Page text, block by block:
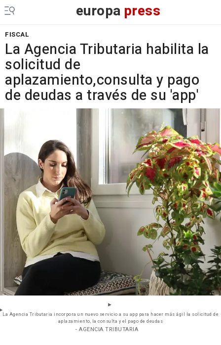
europa press
FISCAL
La Agencia Tributaria habilita la
solicitud de
aplazamiento,consulta y pago
de deudas a través de su 'app'
La Agencia Tributaria incorpora un nuevo servicio a su app para hacer más ágil la solicitud de
aplazamiento, la consulta y el pago de deudas
- AGENCIA TRIBUTARIA